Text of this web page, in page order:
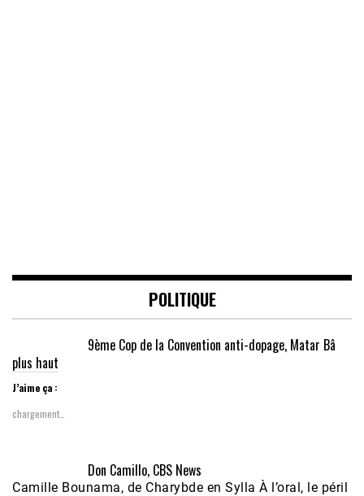
POLITIQUE
9ème Cop de la Convention anti-dopage, Matar Bâ
plus haut
J’aime ça :
chargement…
Don Camillo, CBS News
Camille Bounama, de Charybde en Sylla À l’oral, le péril